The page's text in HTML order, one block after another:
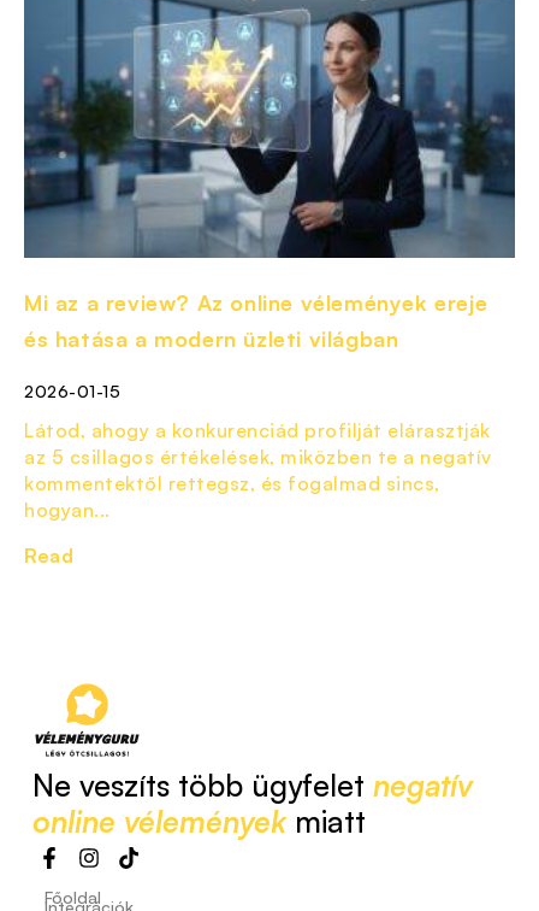
Mi az a review? Az online vélemények ereje
és hatása a modern üzleti világban
2026-01-15
Látod, ahogy a konkurenciád profilját elárasztják
az 5 csillagos értékelések, miközben te a negatív
kommentektől rettegsz, és fogalmad sincs,
hogyan...
Read
Ne veszíts több ügyfelet negatív
online véleményekmiatt
Főoldal